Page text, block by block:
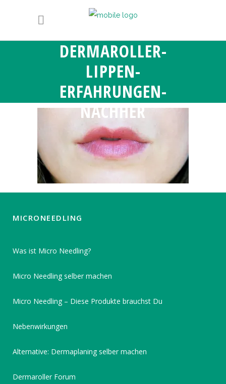
DERMAROLLER-
LIPPEN-
ERFAHRUNGEN-
NACHHER
MICRONEEDLING
Was ist Micro Needling?
Micro Needling selber machen
Micro Needling – Diese Produkte brauchst Du
Nebenwirkungen
Alternative: Dermaplaning selber machen
Dermaroller Forum